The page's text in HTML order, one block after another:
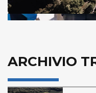
ARCHIVIO